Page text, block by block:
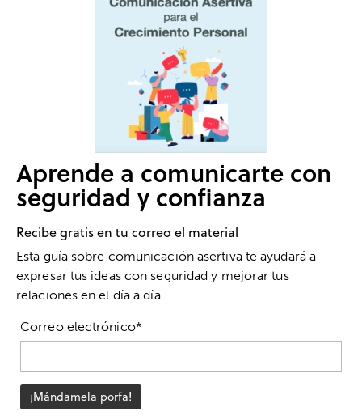
Aprende a comunicarte con
seguridad y confianza
Recibe gratis en tu correo el material
Esta guía sobre comunicación asertiva te ayudará a
expresar tus ideas con seguridad y mejorar tus
relaciones en el día a día.
Correo electrónico*